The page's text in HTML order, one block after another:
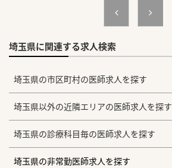
埼玉県に関連する求人検索
埼玉県の市区町村の医師求人を探す
埼玉県以外の近隣エリアの医師求人を探す
埼玉県の診療科目毎の医師求人を探す
埼玉県の非常勤医師求人を探す